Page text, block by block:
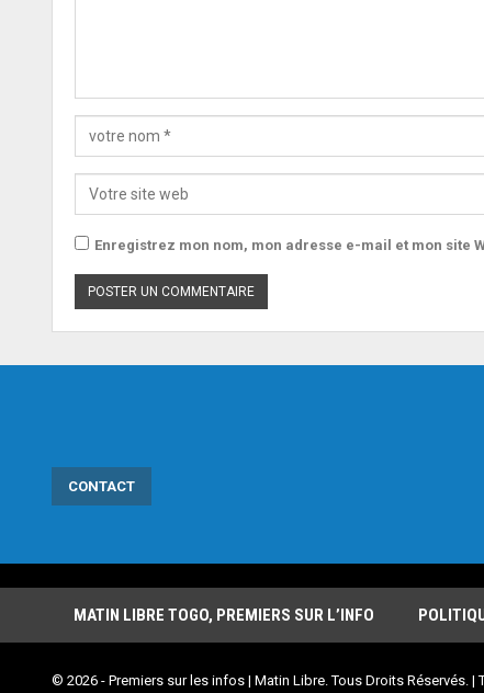
Enregistrez mon nom, mon adresse e-mail et mon site
CONTACT
MATIN LIBRE TOGO, PREMIERS SUR L’INFO
© 2026 - Premiers sur les infos | Matin Libre. Tous Droits Réservés. |